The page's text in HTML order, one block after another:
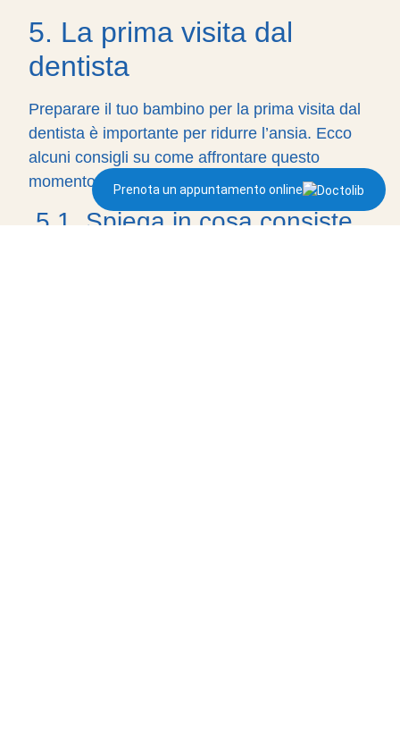
5. La prima visita dal
dentista
Preparare il tuo bambino per la prima visita dal
dentista è importante per ridurre l’ansia. Ecco
alcuni consigli su come affrontare questo
momento.
5.1. Spiega in cosa consiste
Prenota un appuntamento online